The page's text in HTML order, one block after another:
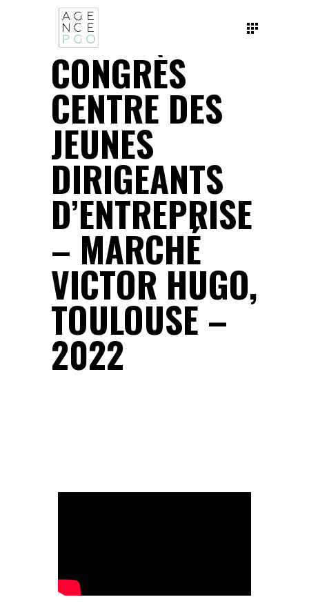
CONGRÈS
CENTRE DES
JEUNES
DIRIGEANTS
D’ENTREPRISE
– MARCHÉ
VICTOR HUGO,
TOULOUSE –
2022